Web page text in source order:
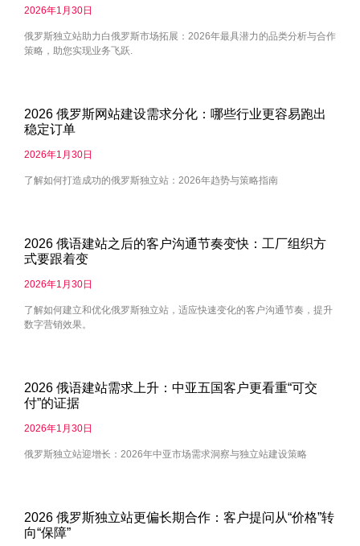
2026年1月30日
俄罗斯独立站助力白俄罗斯市场拓展：2026年最具潜力的品类分析与合作
策略，助您实现业务飞跃.
2026 俄罗斯网站建设需求分化：哪些行业更容易跑出
稳定订单
2026年1月30日
了解如何打造成功的俄罗斯独立站：2026年趋势与策略指南
2026 俄语建站之后的客户沟通节奏变快：工厂组织方
式要跟着变
2026年1月30日
了解如何建立和优化俄罗斯独立站，适应快速变化的客户沟通节奏，提升
数字营销效果。
2026 俄语建站需求上升：中亚五国客户更看重“可交
付”的证据
2026年1月30日
俄罗斯独立站迎增长：2026年中亚市场需求洞察与独立站建设策略
2026 俄罗斯独立站更偏长期合作：客户提问从“价格”转
向“保障”